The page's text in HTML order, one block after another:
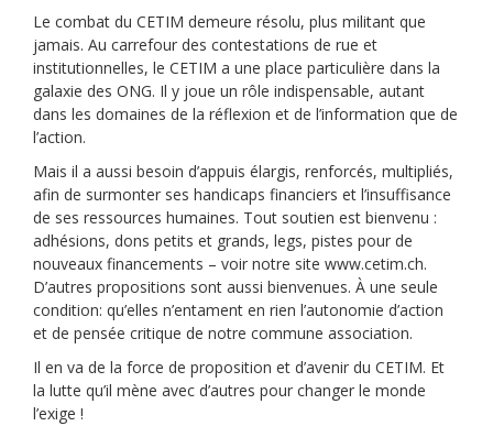
Le combat du CETIM demeure résolu, plus militant que
jamais. Au carrefour des contestations de rue et
institutionnelles, le CETIM a une place particulière dans la
galaxie des ONG. Il y joue un rôle indispensable, autant
dans les domaines de la réflexion et de l’information que de
l’action.
Mais il a aussi besoin d’appuis élargis, renforcés, multipliés,
afin de surmonter ses handicaps financiers et l’insuffisance
de ses ressources humaines. Tout soutien est bienvenu :
adhésions, dons petits et grands, legs, pistes pour de
nouveaux financements – voir notre site www.cetim.ch.
D’autres propositions sont aussi bienvenues. À une seule
condition: qu’elles n’entament en rien l’autonomie d’action
et de pensée critique de notre commune association.
Il en va de la force de proposition et d’avenir du CETIM. Et
la lutte qu’il mène avec d’autres pour changer le monde
l’exige !